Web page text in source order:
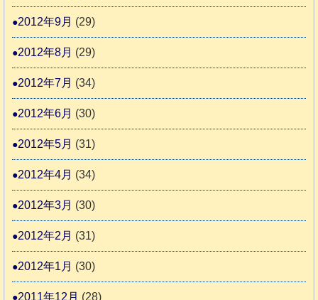
2012年9月 (29)
2012年8月 (29)
2012年7月 (34)
2012年6月 (30)
2012年5月 (31)
2012年4月 (34)
2012年3月 (30)
2012年2月 (31)
2012年1月 (30)
2011年12月 (28)